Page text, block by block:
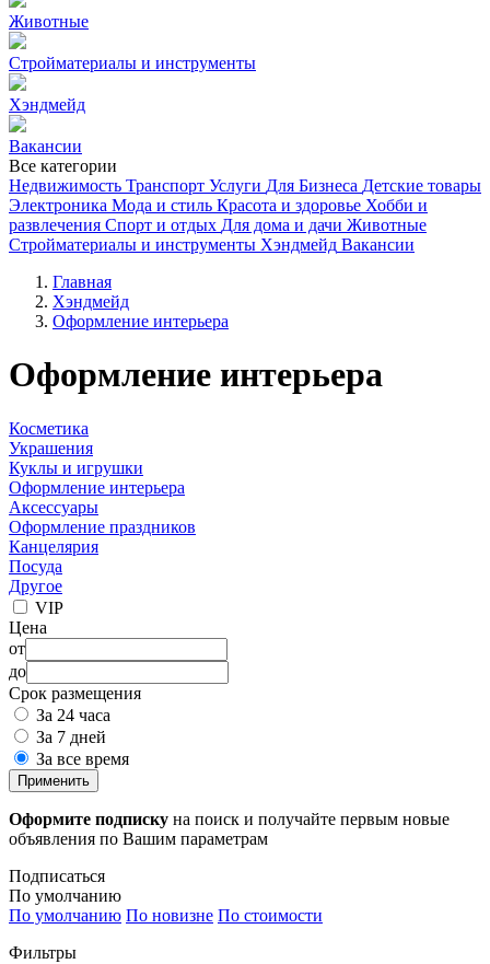
Животные
Стройматериалы и инструменты
Хэндмейд
Вакансии
Все категории
Недвижимость Транспорт Услуги Для Бизнеса Детские товары
Электроника Мода и стиль Красота и здоровье Хобби и
развлечения Спорт и отдых Для дома и дачи Животные
Стройматериалы и инструменты Хэндмейд Вакансии
Главная
Хэндмейд
Оформление интерьера
Оформление интерьера
Косметика
Украшения
Куклы и игрушки
Оформление интерьера
Аксессуары
Оформление праздников
Канцелярия
Посуда
Другое
VIP
Цена
от
до
Срок размещения
За 24 часа
За 7 дней
За все время
Применить
Оформите подписку на поиск и получайте первым новые
объявления по Вашим параметрам
Подписаться
По умолчанию
По умолчанию По новизне По стоимости
Фильтры